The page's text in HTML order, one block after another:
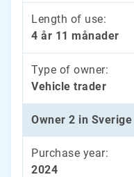
Length of use:
4 år 11 månader
Type of owner:
Vehicle trader
Owner 2 in Sverige
Purchase year:
2024